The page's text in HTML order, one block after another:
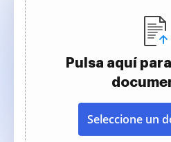
Pulsa aquí
Seleccione un